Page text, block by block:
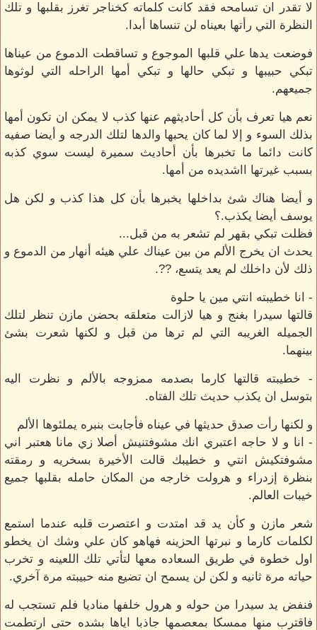
لا تقدر ان تسامحه فقد كانت كلماته كخناجر تغرز بقلبها و تلك
النظرة التي رأتها بعيناه لن تنساها أبدا.
فوضعت يدها علي قلبها الموجوع و تساقطت الدموع من عيناها
تبكي حبيبها و تبكي حالها و تبكي أمها الراحله التي لوثوها
جميعهم.
نعم هيا تعرف بأن كل أحاديثهم عنها كذب لا يمكن ان تكون أمها
بذلك السوء و إلا لما كان يحبها والدها لتلك الدرجه و أيضا صفيه
كانت دائما ما تخبرها بأن أحاديث سميرة ليست سوي كذبه
بسبب غيرتها ااشديده من أمها.
و أيضا هناك شئ بداخلها يخبرها بأن كل هذا كذب و لكن هل
يوسف أيضا يكذب.؟
فظلت تبكي بقهر لم تشعر به من قبل...
يحدث ان يخرج الألم من بين عيناك علي هيئه أنهار من الدموع و
ذلك لأن داخلك لم يعد يتسع، ??.
- انا خطيبته انتي مين يا حلوة
قالتها سيدرا بغنج و هيا لازالت متعلقه بحضن مازن تنظر لتلك
الجميله الغريبه التي لم ترها من قبل و لكنها شعرت بشئ
بينهما.
- خطيبته قالتها كارما بصدمه ممزوجه بالألم و نظرت اليه
بتوسل ان يكذب حديث تلك الفتاه.
و لكنها رأت صدق حديثها في عيناه فأجابت بنبره يملئوها الألم
- انا و لا حاجه اعتبري انك مشوفتنيش أصلا زي مانا هعتبر اني
مشوفتكيش انتي و خطيبك قالت الأخيرة بسخريه و رمقته
بنظرة إزدراء و هرولت خارجه من المكان حامله بقلبها جميع
خيبات العالم.
شعر مازن و كأن يد قد امتدت و اعتصرت قلبه عندما استمع
لكلمات كارما و نبرتها الحزينه فهاهو كان علي وشك ان يخطو
اول خطوة في طريق السعاده معها لتأتي تلك اللعينه و تخرب
حياته مرة ثانيه و لكن لن يسمح ان تضيع منه حبيبته مرة آخري.
فنفض يد سيدرا من حوله و هرول خلفها مناديا فلم تستجب له
فاقترب منها ممسكا بمعصمها جاذبا اياها بشده حتى ارتطمت